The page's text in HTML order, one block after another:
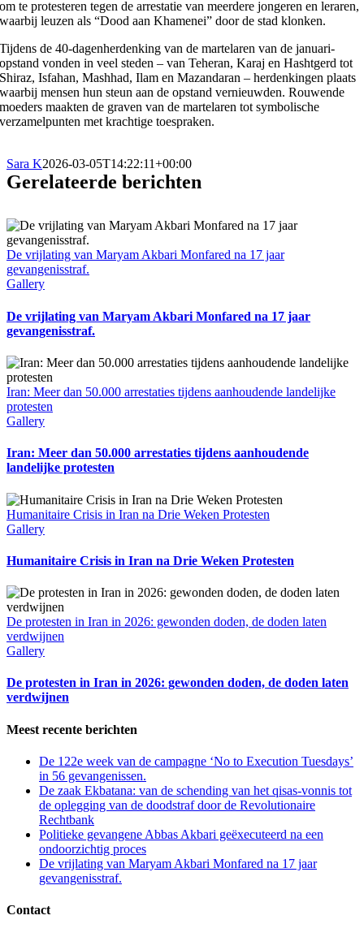
om te protesteren tegen de arrestatie van meerdere jongeren en leraren,
waarbij leuzen als “Dood aan Khamenei” door de stad klonken.
Tijdens de 40-dagenherdenking van de martelaren van de januari-
opstand vonden in veel steden – van Teheran, Karaj en Hashtgerd tot
Shiraz, Isfahan, Mashhad, Ilam en Mazandaran – herdenkingen plaats
waarbij mensen hun steun aan de opstand vernieuwden. Rouwende
moeders maakten de graven van de martelaren tot symbolische
verzamelpunten met krachtige toespraken.
Sara K2026-03-05T14:22:11+00:00
Gerelateerde berichten
De vrijlating van Maryam Akbari Monfared na 17 jaar
gevangenisstraf.
Gallery
De vrijlating van Maryam Akbari Monfared na 17 jaar
gevangenisstraf.
Iran: Meer dan 50.000 arrestaties tijdens aanhoudende landelijke
protesten
Gallery
Iran: Meer dan 50.000 arrestaties tijdens aanhoudende
landelijke protesten
Humanitaire Crisis in Iran na Drie Weken Protesten
Gallery
Humanitaire Crisis in Iran na Drie Weken Protesten
De protesten in Iran in 2026: gewonden doden, de doden laten
verdwijnen
Gallery
De protesten in Iran in 2026: gewonden doden, de doden laten
verdwijnen
Meest recente berichten
De 122e week van de campagne ‘No to Execution Tuesdays’
in 56 gevangenissen.
De zaak Ekbatana: van de schending van het qisas-vonnis tot
de oplegging van de doodstraf door de Revolutionaire
Rechtbank
Politieke gevangene Abbas Akbari geëxecuteerd na een
ondoorzichtig proces
De vrijlating van Maryam Akbari Monfared na 17 jaar
gevangenisstraf.
Contact